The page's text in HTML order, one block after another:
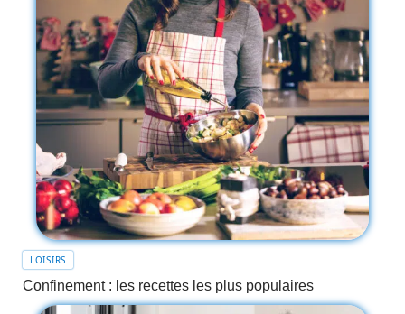
LOISIRS
Confinement : les recettes les plus populaires